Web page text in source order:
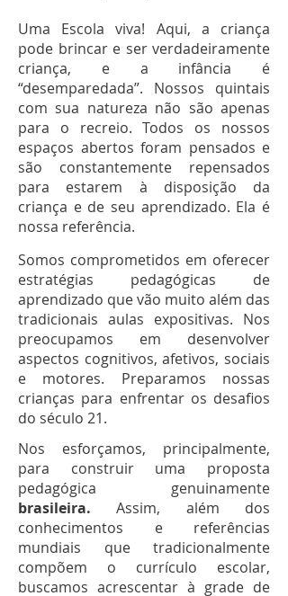
Uma Escola viva! Aqui, a criança
pode brincar e ser verdadeiramente
criança, e a infância é
“desemparedada”. Nossos quintais
com sua natureza não são apenas
para o recreio. Todos os nossos
espaços abertos foram pensados e
são constantemente repensados
para estarem à disposição da
criança e de seu aprendizado. Ela é
nossa referência.
Somos comprometidos em oferecer
estratégias pedagógicas de
aprendizado que vão muito além das
tradicionais aulas expositivas. Nos
preocupamos em desenvolver
aspectos cognitivos, afetivos, sociais
e motores. Preparamos nossas
crianças para enfrentar os desafios
do século 21.
Nos esforçamos, principalmente,
para construir uma proposta
pedagógica genuinamente
brasileira. Assim, além dos
conhecimentos e referências
mundiais que tradicionalmente
compõem o currículo escolar,
buscamos acrescentar à grade de